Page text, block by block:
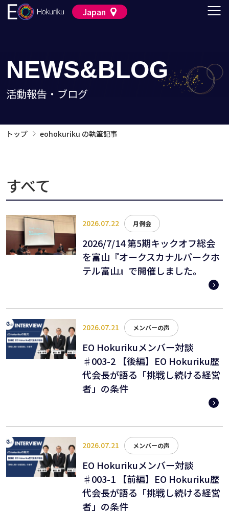
Japan
NEWS&BLOG
活動報告・ブログ
トップ eohokuriku の執筆記事
すべて
2026.07.22 月例会
2026/7/14 第5期キックオフ総会
を富山『オークスカナルパークホ
テル富山』で開催しました。
2026.07.21 メンバーの声
EO Hokurikuメンバー対談
♯003-2 【後編】EO Hokuriku歴
代会長が語る「挑戦し続ける経営
者」の条件
2026.07.21 メンバーの声
EO Hokurikuメンバー対談
♯003-1 【前編】EO Hokuriku歴
代会長が語る「挑戦し続ける経営
者」の条件